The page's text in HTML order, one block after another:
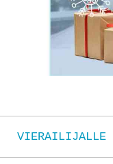
VIERAILIJALLE